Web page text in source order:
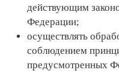
действующим
Федерации;
осуществлять
соблюдением
предусмотренных